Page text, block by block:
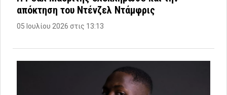
απόκτηση του Ντένζελ Ντάμφρις
05 Ιουλίου 2026 στις 13:13